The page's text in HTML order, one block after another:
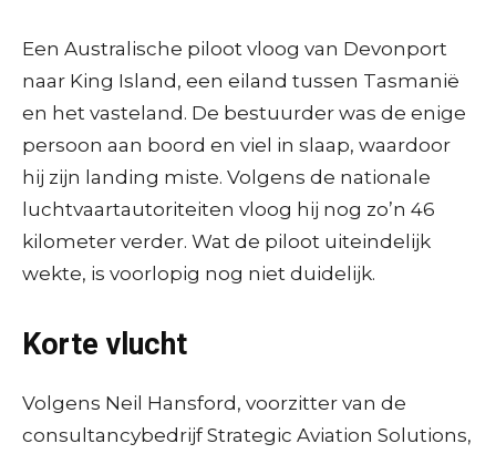
Een Australische piloot vloog van Devonport
naar King Island, een eiland tussen Tasmanië
en het vasteland. De bestuurder was de enige
persoon aan boord en viel in slaap, waardoor
hij zijn landing miste. Volgens de nationale
luchtvaartautoriteiten vloog hij nog zo’n 46
kilometer verder. Wat de piloot uiteindelijk
wekte, is voorlopig nog niet duidelijk.
Korte vlucht
Volgens Neil Hansford, voorzitter van de
consultancybedrijf Strategic Aviation Solutions,